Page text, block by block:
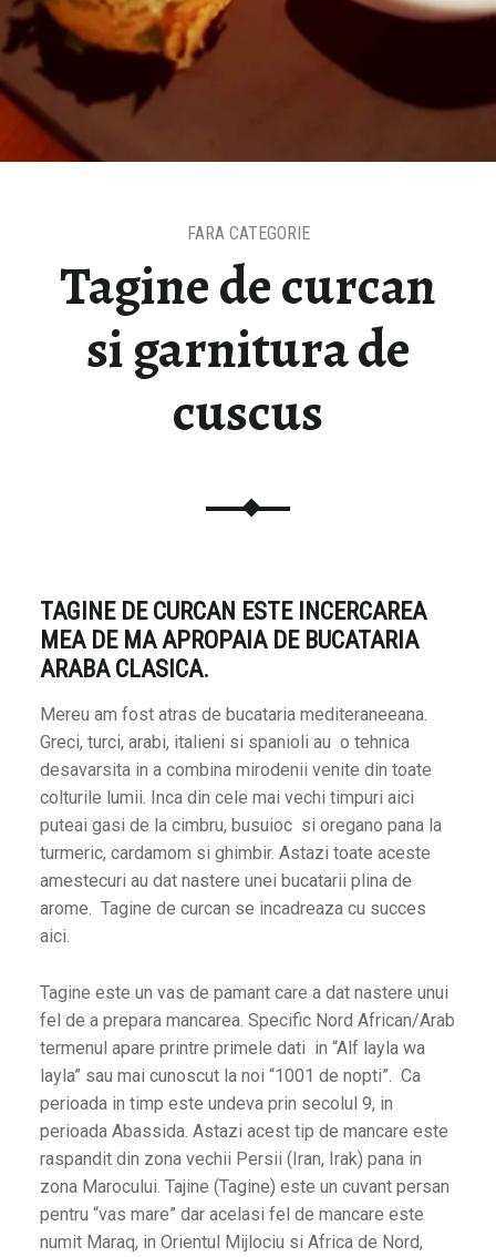
Tagine de curcan
si garnitura de
cuscus
FARA CATEGORIE
TAGINE DE CURCAN ESTE INCERCAREA
MEA DE MA APROPAIA DE BUCATARIA
ARABA CLASICA.
Mereu am fost atras de bucataria mediteraneeana.
Greci, turci, arabi, italieni si spanioli au o tehnica
desavarsita in a combina mirodenii venite din toate
colturile lumii. Inca din cele mai vechi timpuri aici
puteai gasi de la cimbru, busuioc si oregano pana la
turmeric, cardamom si ghimbir. Astazi toate aceste
amestecuri au dat nastere unei bucatarii plina de
arome. Tagine de curcan se incadreaza cu succes
aici.
Tagine este un vas de pamant care a dat nastere unui
fel de a prepara mancarea. Specific Nord African/Arab
termenul apare printre primele dati in “Alf layla wa
layla” sau mai cunoscut la noi “1001 de nopti”. Ca
perioada in timp este undeva prin secolul 9, in
perioada Abassida. Astazi acest tip de mancare este
raspandit din zona vechii Persii (Iran, Irak) pana in
zona Marocului. Tajine (Tagine) este un cuvant persan
pentru “vas mare” dar acelasi fel de mancare este
numit Maraq, in Orientul Mijlociu si Africa de Nord,